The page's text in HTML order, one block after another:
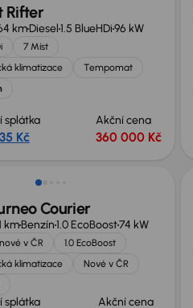
Rifter
kmDiesel1.5 BlueHDi96 kW
7 Míst
klimatizace
Tempomat
splátka
Kč
Akční cena
360 000 Kč
Courier
kmBenzín1.0 EcoBoost74 kW
v ČR
1.0 EcoBoost
klimatizace
Nové v ČR
splátka Akční cena